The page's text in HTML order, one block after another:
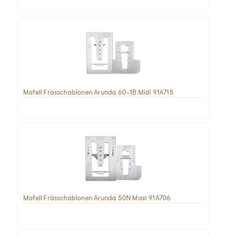
Mafell Frässchablonen Arunda 60-1B Midi 91A715
Mafell Frässchablonen Arunda 50N Maxi 91A706